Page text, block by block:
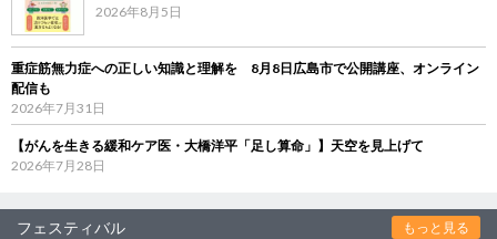
2026年8月5日
重症筋無力症への正しい知識と理解を 8月8日広島市で公開講座、オンライン
配信も
2026年7月31日
【がんを生きる緩和ケア医・大橋洋平「足し算命」】天空を見上げて
2026年7月28日
フェスティバル もっと見る